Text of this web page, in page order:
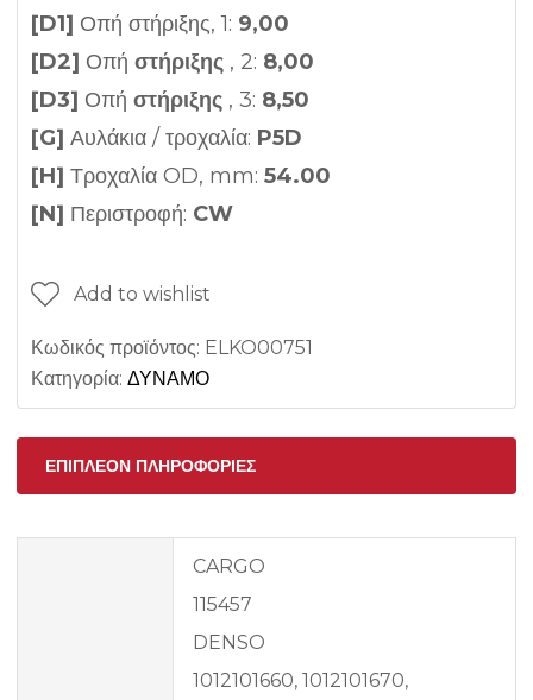
[D1] Οπή στήριξης, 1: 9,00
[D2] Οπή στήριξης , 2: 8,00
[D3] Οπή στήριξης , 3: 8,50
[G] Αυλάκια / τροχαλία: P5D
[H] Τροχαλία OD, mm: 54.00
[N] Περιστροφή: CW
Add to wishlist
Κωδικός προϊόντος: ELKO00751
Κατηγορία: ΔΥΝΑΜΟ
ΕΠΙΠΛΈΟΝ ΠΛΗΡΟΦΟΡΊΕΣ
CARGO
115457
DENSO
1012101660, 1012101670,